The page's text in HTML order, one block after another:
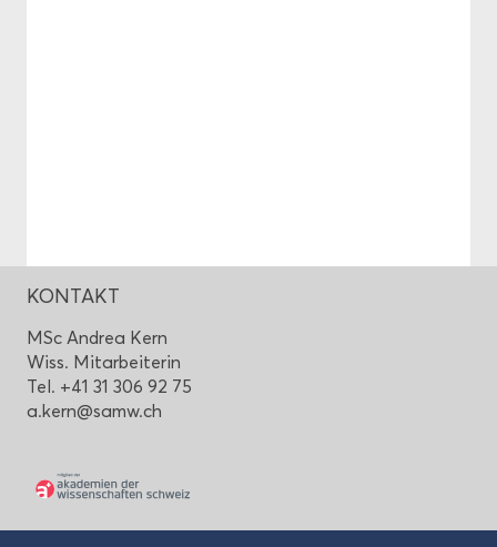
KON­TAKT
MSc An­drea Kern
Wiss. Mit­ar­bei­te­rin
Tel. +41 31 306 92 75
a.kern@samw.ch